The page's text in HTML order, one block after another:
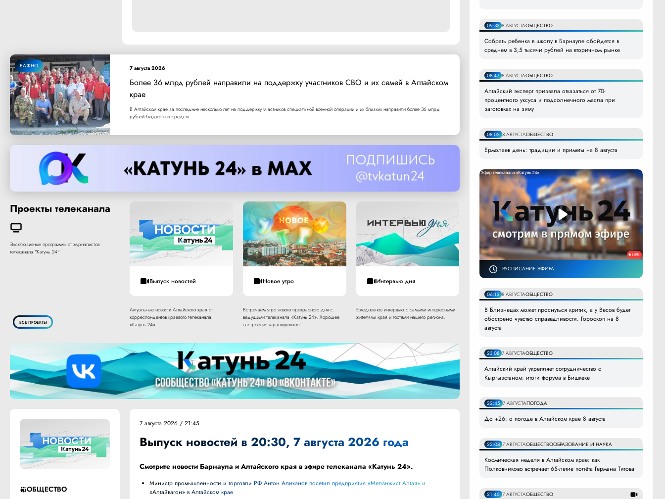
ВАЖНО 7 августа 2026
Более 36 млрд рублей направили на поддержку участников СВО и их семей в Алтайском
крае
В Алтайском крае за последние несколько лет на поддержку участников специальной военной операции и их близких направили более 36 млрд
рублей бюджетных средств.
Проекты телеканала
Эксклюзивные программы от журналистов
телеканала "Катунь 24"
ВСЕ ПРОЕКТЫ
Выпуск новостей
Актуальные новости Алтайского края от
корреспондентов краевого телеканала
«Катунь 24».
Новое утро
Встречаем утро нового прекрасного дня с
ведущими телеканала «Катунь 24». Хорошее
настроение гарантировано!
Интервью дня
Ежедневное интервью с самыми интересными
жителями края и гостями нашего региона.
ОБЩЕСТВО
7 августа 2026 / 21:45
Выпуск новостей в 20:30, 7 августа 2026 года
Смотрите новости Барнаула и Алтайского края в эфире телеканала «Катунь 24».
Министр промышленности и торговли РФ Антон Алиханов посетил предприятия «Меланжист Алтая» и
«Алтайвагон» в Алтайском крае
09:33 8 АВГУСТАОБЩЕСТВО
Собрать ребенка в школу в Барнауле обойдется в
среднем в 3,5 тысячи рублей на вторичном рынке
08:47 8 АВГУСТАОБЩЕСТВО
Алтайский эксперт призвала отказаться от 70-
процентного уксуса и подсолнечного масла при
заготовках на зиму
08:02 8 АВГУСТАОБЩЕСТВО
Ермолаев день: традиции и приметы на 8 августа
РАСПИСАНИЕ ЭФИРА
06:13 8 АВГУСТАОБЩЕСТВО
В Близнецах может проснуться критик, а у Весов будет
обострено чувство справедливости. Гороскоп на 8
августа
23:08 7 АВГУСТАОБЩЕСТВО
Алтайский край укрепляет сотрудничество с
Кыргызстаном: итоги форума в Бишкеке
22:45 7 АВГУСТАПОГОДА
До +26: о погоде в Алтайском крае 8 августа
22:08 7 АВГУСТАОБЩЕСТВООБРАЗОВАНИЕ И НАУКА
Космическая неделя в Алтайском крае: как
Полковниково встречает 65-летие полёта Германа Титова
21:45 7 АВГУСТАОБЩЕСТВО